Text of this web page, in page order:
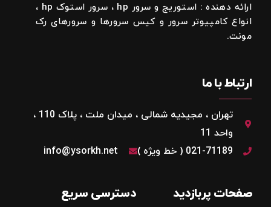
ارائه دهنده : استوریج و سرور hp ، سرور استوک hp ،
انواع کامپیوتر سرور و کیس سرورها و سرورهای رک
مونت.
ارتباط با ما
تهران ، مجیدیه شمالی ، میدان ملت ، پلاک 110 ،
واحد 11
021-71189 ( خط ویژه )
info@ysorkh.net
صفحات پربازدید دسترسی سریع